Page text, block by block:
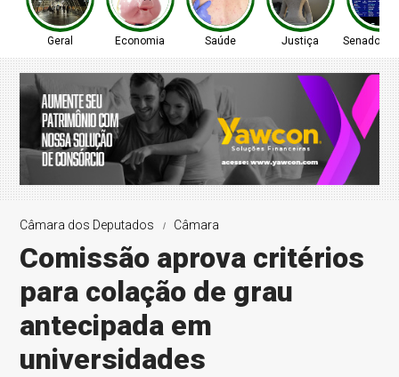
Geral Economia Saúde Justiça Senado
Câmara dos Deputados Câmara
Comissão aprova critérios
para colação de grau
antecipada em
universidades